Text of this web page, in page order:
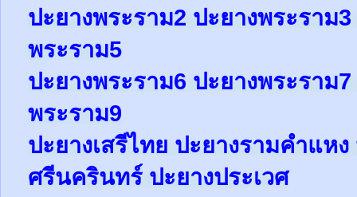
ปะยางพระราม2 ปะยางพระราม3
พระราม5
ปะยางพระราม6 ปะยางพระราม7
พระราม9
ปะยางเสรีไทย ปะยางรามคำแห
ศรีนครินทร์ ปะยางประเวศ